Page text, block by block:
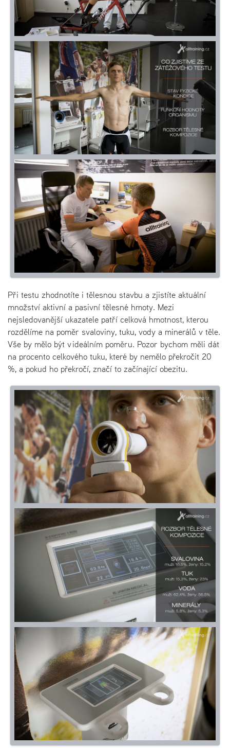
Při testu zhodnotíte i tělesnou stavbu a zjistíte aktuální
množství aktivní a pasivní tělesné hmoty. Mezi
nejsledovanější ukazatele patří celková hmotnost, kterou
rozdělíme na poměr svaloviny, tuku, vody a minerálů v těle.
Vše by mělo být v ideálním poměru. Pozor bychom měli dát
na procento celkového tuku, které by nemělo překročit 20
%, a pokud ho překročí, značí to začínající obezitu.